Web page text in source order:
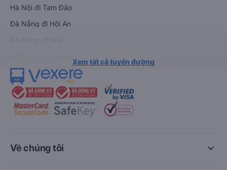
Hà Nội đi Tam Đảo
Đà Nẵng đi Hội An
Xem tất cả tuyến đường
keyboard_arrow_down
Về chúng tôi